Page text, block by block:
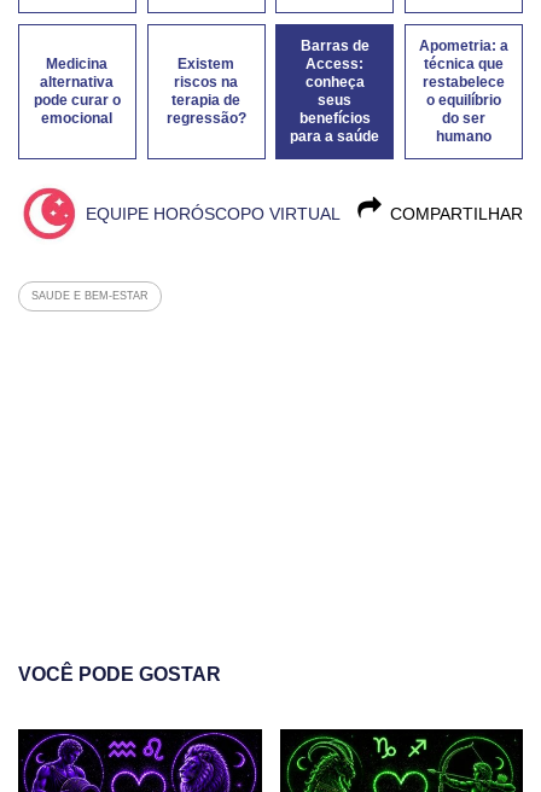
Medicina
alternativa
pode curar o
emocional
Existem
riscos na
terapia de
regressão?
Barras de
Access:
conheça
seus
benefícios
para a saúde
Apometria: a
técnica que
restabelece
o equilíbrio
do ser
humano
COMPARTILHAR
EQUIPE HORÓSCOPO VIRTUAL
SAUDE E BEM-ESTAR
VOCÊ PODE GOSTAR